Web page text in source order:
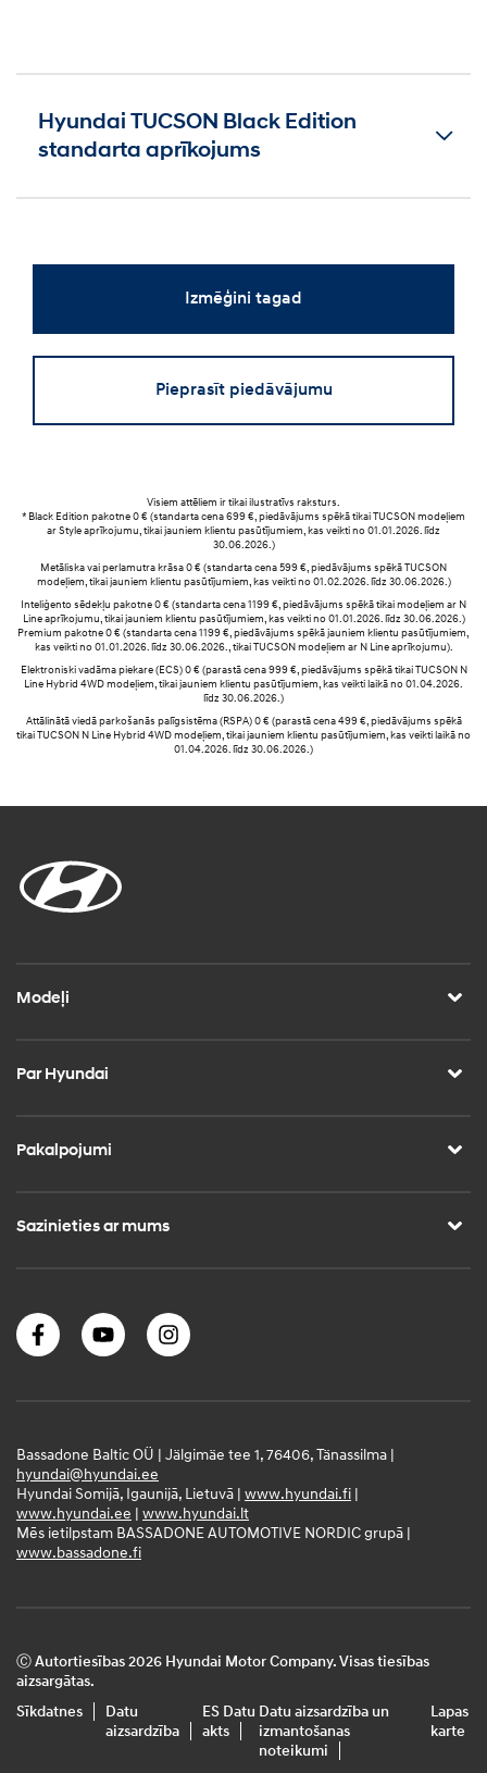
Hyundai TUCSON Black Edition
standarta aprīkojums
Izmēģini tagad
Pieprasīt piedāvājumu
Visiem attēliem ir tikai ilustratīvs raksturs.
* Black Edition pakotne 0 € (standarta cena 699 €, piedāvājums spēkā tikai TUCSON modeļiem
ar Style aprīkojumu, tikai jauniem klientu pasūtījumiem, kas veikti no 01.01.2026. līdz
30.06.2026.)
Metāliska vai perlamutra krāsa 0 € (standarta cena 599 €, piedāvājums spēkā TUCSON
modeļiem, tikai jauniem klientu pasūtījumiem, kas veikti no 01.02.2026. līdz 30.06.2026.)
Inteliģento sēdekļu pakotne 0 € (standarta cena 1199 €, piedāvājums spēkā tikai modeļiem ar N
Line aprīkojumu, tikai jauniem klientu pasūtījumiem, kas veikti no 01.01.2026. līdz 30.06.2026.)
Premium pakotne 0 € (standarta cena 1199 €, piedāvājums spēkā jauniem klientu pasūtījumiem,
kas veikti no 01.01.2026. līdz 30.06.2026., tikai TUCSON modeļiem ar N Line aprīkojumu).
Elektroniski vadāma piekare (ECS) 0 € (parastā cena 999 €, piedāvājums spēkā tikai TUCSON N
Line Hybrid 4WD modeļiem, tikai jauniem klientu pasūtījumiem, kas veikti laikā no 01.04.2026.
līdz 30.06.2026.)
Attālinātā viedā parkošanās palīgsistēma (RSPA) 0 € (parastā cena 499 €, piedāvājums spēkā
tikai TUCSON N Line Hybrid 4WD modeļiem, tikai jauniem klientu pasūtījumiem, kas veikti laikā no
01.04.2026. līdz 30.06.2026.)
Modeļi
Par Hyundai
Pakalpojumi
Sazinieties ar mums
Bassadone Baltic OÜ | Jälgimäe tee 1, 76406, Tänassilma |
hyundai@hyundai.ee
Hyundai Somijā, Igaunijā, Lietuvā | www.hyundai.fi |
www.hyundai.ee | www.hyundai.lt
Mēs ietilpstam BASSADONE AUTOMOTIVE NORDIC grupā |
www.bassadone.fi
Ⓒ Autortiesības 2026 Hyundai Motor Company. Visas tiesības
aizsargātas.
Sīkdatnes
Datu
aizsardzība
ES Datu
akts
Datu aizsardzība un
izmantošanas
noteikumi
Lapas
karte